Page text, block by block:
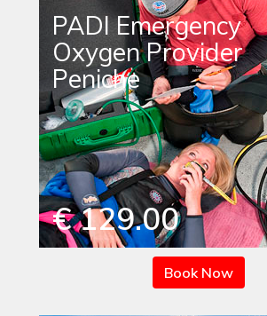
PADI Emergency
Oxygen Provider
Peniche
€ 129.00
Book Now